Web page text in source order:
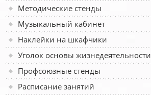
Методические стенды
Музыкальный кабинет
Наклейки на шкафчики
Уголок основы жизнедеятельности
Профсоюзные стенды
Расписание занятий